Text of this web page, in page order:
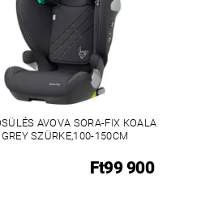
AVOVA SORA-FIX KOALA
GREY SZÜRKE,100-150CM
Ft99 900